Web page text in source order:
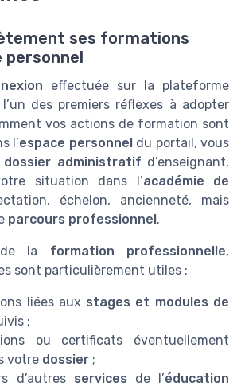
ses formations
personnel
effectuée sur la plateforme
des premiers réflexes à adopter
vos actions de formation sont
l’espace personneldu portail, vous
dossier administratif d’enseignant,
situation dans l’académie de
échelon, ancienneté, mais
parcours professionnel.
la formation professionnelle,
sont particulièrement utiles :
liées aux stages et modules de
;
ou certificats éventuellement
votre dossier ;
d’autres services de l’éducation